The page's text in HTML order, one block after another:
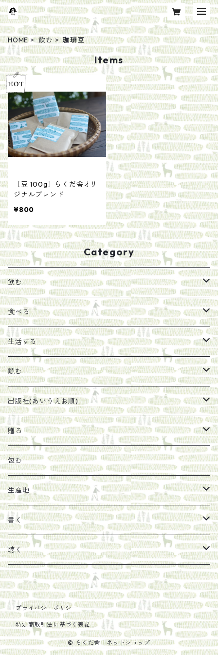
HOME 飲む 珈琲豆
Items
［豆 100g］らくだ舎オリ
ジナルブレンド
¥800
Category
飲む
お茶
エキス
珈琲豆
太山寺珈琲焙煎室
食べる
ジャム
うめぼし
塩
オリーブオイル
その他
マスコバド糖
しょうがパウダー
野菜・果物
新しょうが
レモン
生活する
エコラップ
石けん
ヘチマたわし
陶器
馬目隆宏
絵
タンブラー
読む
刊行から時間が経ったけれど、長く売り続けたい一冊
贈り物に勧めたい絵本
紀伊半島ブックマルシェ関連本
らくだ舎出帆室の参考本など
新刊では販売しづらくなった本を巡らせて
古本や自由価格本から探す
出版社(あいうえお順)
らくだ舎出帆室
リトルプレス
mario books
タイドラー
Sakumag
地下BOOKS
疋田千里
PHILOSOPHIA
海外出版社
古本
あ行
明石書店
赤々舎
亜紀書房
か行
偕成社
笠間書院
さ行
里山社
た行
贈る
包装
ギフトセット
カレンダー
カップ
ステッカー
包む
生産地
色川
そこそこ農園
農家民泊JUGEM
だものみち
安田農園
フィリピン
パレスチナ
インドネシア
メキシコ
書く
カムワッカ
らくだ舎
ポストカード
聴く
里
COLECTIVO ALTEPE
プライバシーポリシー
特定商取引法に基づく表記
© らくだ舎 ネットショップ